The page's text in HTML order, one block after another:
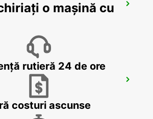
o mașină cu
rutieră 24 de ore
costuri ascunse